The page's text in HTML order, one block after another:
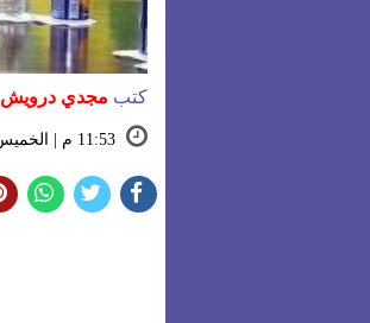
كتب مجدي درويش
11:53 م | الخميس 16 أبريل 2026